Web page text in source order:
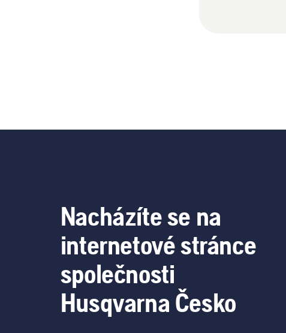
Nacházíte se na
internetové stránce
společnosti
Husqvarna Česko